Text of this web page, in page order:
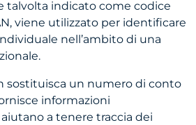
talvolta indicato come codice
viene utilizzato per identificare
nell’ambito di una
sostituisca un numero di conto
informazioni
a tenere traccia dei